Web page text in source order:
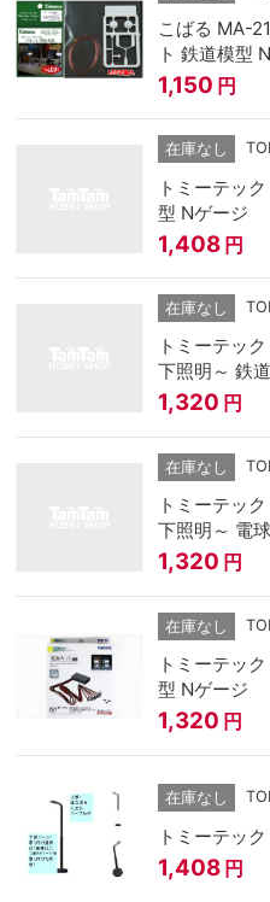
こばる MA-
ト 鉄道模型
1,150 円
在庫なし
トミーテッ
型 Nゲージ
1,408 円
在庫なし
トミーテッ
下照明～ 鉄
1,320 円
在庫なし
トミーテッ
下照明～ 電
1,320 円
在庫なし
トミーテッ
型 Nゲージ
1,320 円
在庫なし
トミーテッ
1,408 円